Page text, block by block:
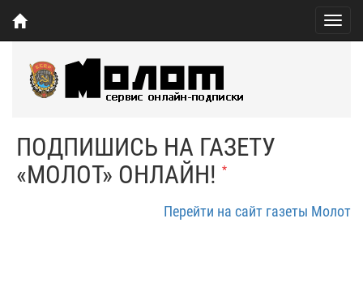
ПОДПИШИСЬ НА ГАЗЕТУ
«МОЛОТ» ОНЛАЙН! *
Перейти на сайт газеты Молот